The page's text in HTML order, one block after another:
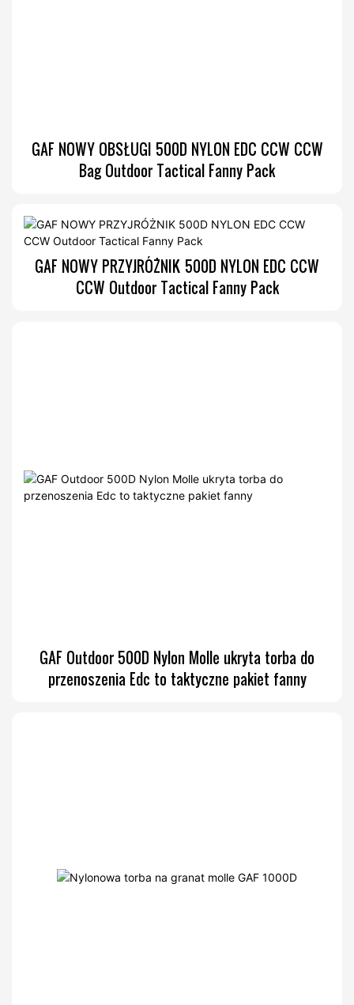
GAF NOWY OBSŁUGI 500D NYLON EDC CCW CCW
Bag Outdoor Tactical Fanny Pack
GAF NOWY PRZYJRÓŻNIK 500D NYLON EDC CCW
CCW Outdoor Tactical Fanny Pack
GAF Outdoor 500D Nylon Molle ukryta torba do
przenoszenia Edc to taktyczne pakiet fanny